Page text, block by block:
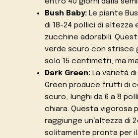
entro 40 giorni dalla
Bush Baby: Le piante
di 18-24 pollici di altezza
zucchine adorabili.
verde scuro con strisce
solo 15 centimetri, ma
Dark Green: La varietà
Green produce frutti di
scuro, lunghi da 6 a 8
chiara. Questa vigorosa
raggiunge un’altezza di
solitamente pronta per